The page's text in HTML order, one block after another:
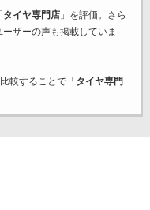
タイヤ専門店」を評価。さら
ザーの声も掲載していま
較することで「 タイヤ専門